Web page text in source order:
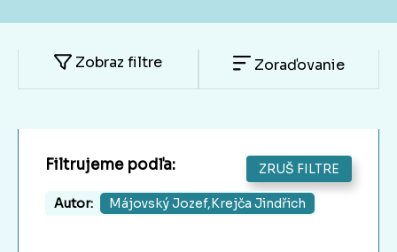
Zobraz filtre Zoraďovanie
Filtrujeme podľa: ZRUŠ FILTRE
Autor: Májovský Jozef,Krejča Jindřich